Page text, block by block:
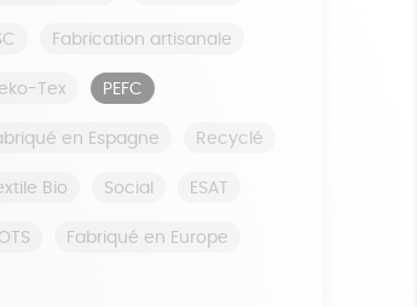
Fabrication artisanale
Tex PEFC
en Espagne Recyclé
Bio Social ESAT
Fabriqué en Europe